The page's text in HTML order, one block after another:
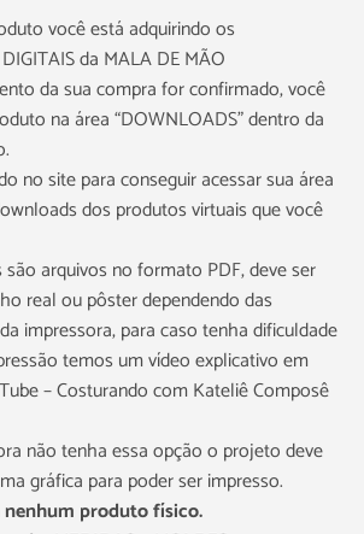
você está adquirindo os
da MALA DE MÃO
da sua compra for confirmado, você
na área “DOWNLOADS” dentro da
no site para conseguir acessar sua área
dos produtos virtuais que você
arquivos no formato PDF, deve ser
real ou pôster dependendo das
impressora, para caso tenha dificuldade
temos um vídeo explicativo em
– Costurando com Kateliê Composê
não tenha essa opção o projeto deve
gráfica para poder ser impresso.
produto físico.